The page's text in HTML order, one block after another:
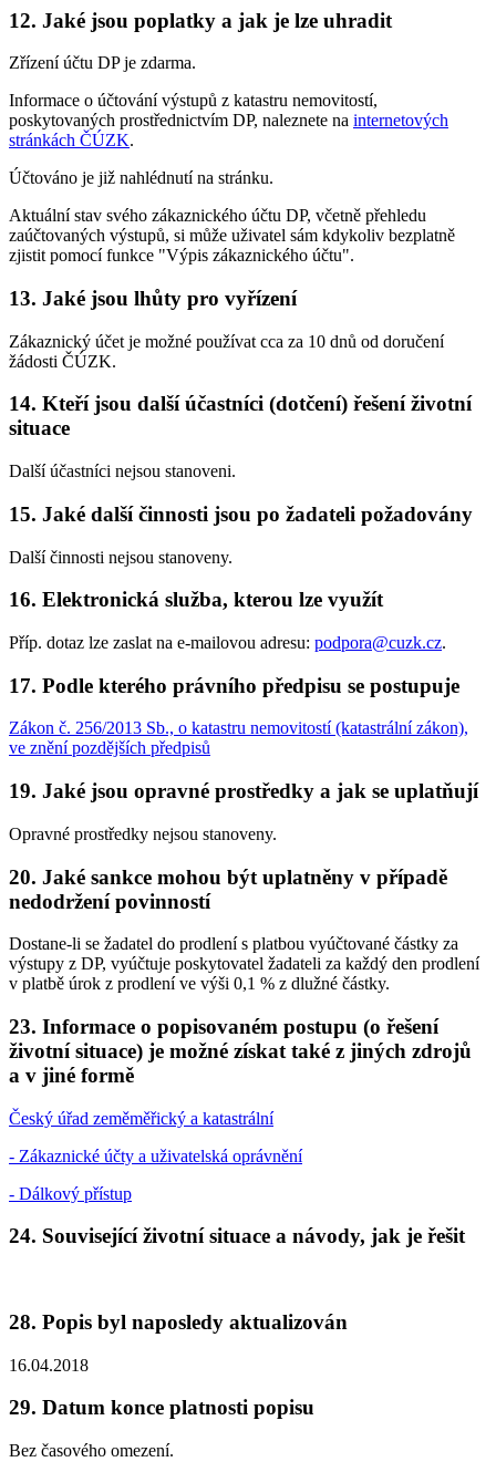
12. Jaké jsou poplatky a jak je lze uhradit
Zřízení účtu DP je zdarma.
Informace o účtování výstupů z katastru nemovitostí,
poskytovaných prostřednictvím DP, naleznete na internetových
stránkách ČÚZK.
Účtováno je již nahlédnutí na stránku.
Aktuální stav svého zákaznického účtu DP, včetně přehledu
zaúčtovaných výstupů, si může uživatel sám kdykoliv bezplatně
zjistit pomocí funkce "Výpis zákaznického účtu".
13. Jaké jsou lhůty pro vyřízení
Zákaznický účet je možné používat cca za 10 dnů od doručení
žádosti ČÚZK.
14. Kteří jsou další účastníci (dotčení) řešení životní
situace
Další účastníci nejsou stanoveni.
15. Jaké další činnosti jsou po žadateli požadovány
Další činnosti nejsou stanoveny.
16. Elektronická služba, kterou lze využít
Příp. dotaz lze zaslat na e-mailovou adresu: podpora@cuzk.cz.
17. Podle kterého právního předpisu se postupuje
Zákon č. 256/2013 Sb., o katastru nemovitostí (katastrální zákon),
ve znění pozdějších předpisů
19. Jaké jsou opravné prostředky a jak se uplatňují
Opravné prostředky nejsou stanoveny.
20. Jaké sankce mohou být uplatněny v případě
nedodržení povinností
Dostane-li se žadatel do prodlení s platbou vyúčtované částky za
výstupy z DP, vyúčtuje poskytovatel žadateli za každý den prodlení
v platbě úrok z prodlení ve výši 0,1 % z dlužné částky.
23. Informace o popisovaném postupu (o řešení
životní situace) je možné získat také z jiných zdrojů
a v jiné formě
Český úřad zeměměřický a katastrální
- Zákaznické účty a uživatelská oprávnění
- Dálkový přístup
24. Související životní situace a návody, jak je řešit
28. Popis byl naposledy aktualizován
16.04.2018
29. Datum konce platnosti popisu
Bez časového omezení.